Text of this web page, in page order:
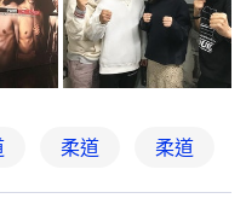
柔道 柔道